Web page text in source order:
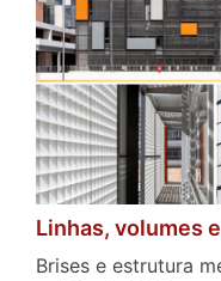
Linhas, volumes
Brises e estrutura